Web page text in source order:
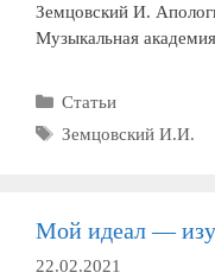
Земцовский И.
Музыкальная
Рубрики
Статьи
Метки
Земцовский И.И.
Мой идеал —
22.02.2021